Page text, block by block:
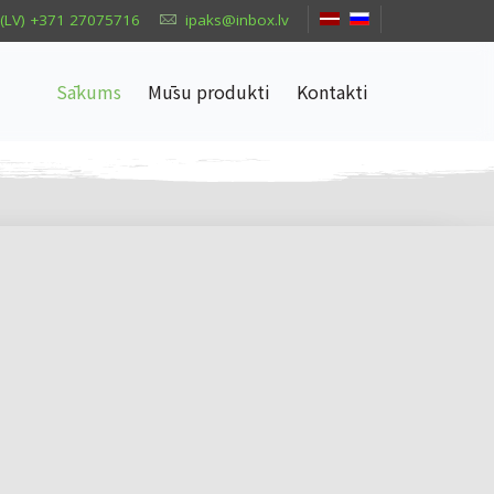
(LV) +371 27075716 ipaks@inbox.lv
Sākums Mūsu produkti Kontakti